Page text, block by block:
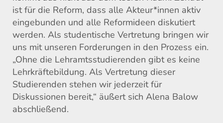
ist für die Reform, dass alle Akteur*innen aktiv
eingebunden und alle Reformideen diskutiert
werden. Als studentische Vertretung bringen wir
uns mit unseren Forderungen in den Prozess ein.
„Ohne die Lehramtsstudierenden gibt es keine
Lehrkräftebildung. Als Vertretung dieser
Studierenden stehen wir jederzeit für
Diskussionen bereit,“ äußert sich Alena Balow
abschließend.